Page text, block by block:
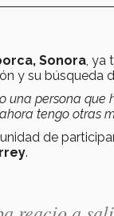
Sonora, ya
y su búsqueda
una persona que
tengo otras
de
.